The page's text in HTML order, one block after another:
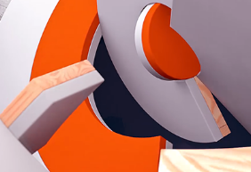
Bouygues CTN - Chaire